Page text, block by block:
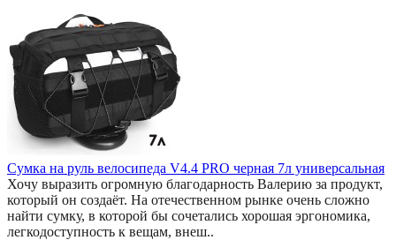
Сумка на руль велосипеда V4.4 PRO черная 7л универсальная
Хочу выразить огромную благодарность Валерию за продукт,
который он создаёт. На отечественном рынке очень сложно
найти сумку, в которой бы сочетались хорошая эргономика,
легкодоступность к вещам, внеш..